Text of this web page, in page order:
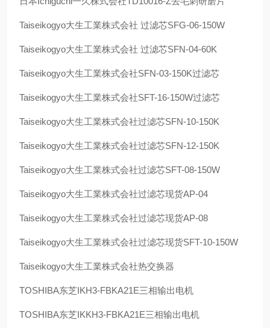
Taiseikogyo大生工業株式会社 过滤芯SFG-06-150W
Taiseikogyo大生工業株式会社 过滤芯SFN-04-60K
Taiseikogyo大生工業株式会社SFN-03-150K过滤芯
Taiseikogyo大生工業株式会社SFT-16-150W过滤芯
Taiseikogyo大生工業株式会社过滤芯SFN-10-150K
Taiseikogyo大生工業株式会社过滤芯SFN-12-150K
Taiseikogyo大生工業株式会社过滤芯SFT-08-150W
Taiseikogyo大生工業株式会社过滤芯现货AP-04
Taiseikogyo大生工業株式会社过滤芯现货AP-08
Taiseikogyo大生工業株式会社过滤芯现货SFT-10-150W
Taiseikogyo大生工業株式会社热交换器
TOSHIBA东芝IKH3-FBKA21E三相输出电机
TOSHIBA东芝IKKH3-FBKA21E三相输出电机